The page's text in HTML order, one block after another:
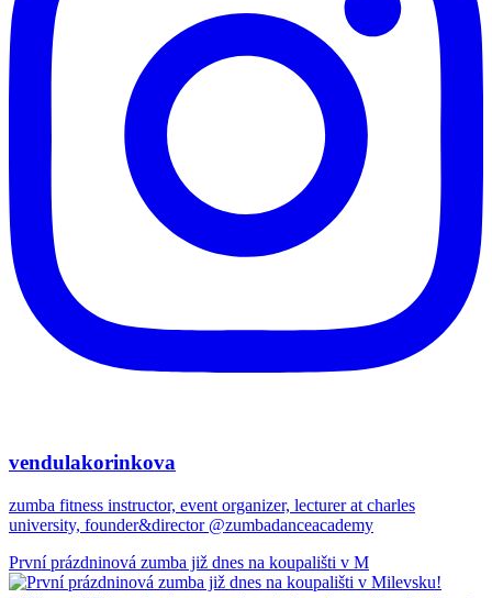
vendulakorinkova
zumba fitness instructor, event organizer, lecturer at charles
university, founder&director @zumbadanceacademy
První prázdninová zumba již dnes na koupališti v M